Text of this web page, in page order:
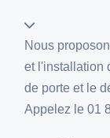
Nous
et l'installation
de porte et le
Appelez le 01